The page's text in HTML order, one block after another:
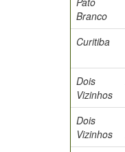
Branco
Curitiba
Dois
Vizinhos
Dois
Vizinhos